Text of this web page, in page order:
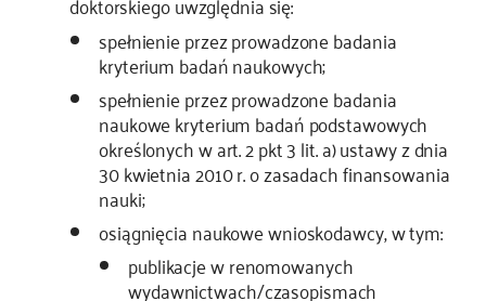
spełnienie przez prowadzone badania
kryterium badań naukowych;
spełnienie przez prowadzone badania
naukowe kryterium badań podstawowych
określonych w art. 2 pkt 3 lit. a) ustawy z dnia
30 kwietnia 2010 r. o zasadach finansowania
nauki;
osiągnięcia naukowe wnioskodawcy, w tym:
publikacje w renomowanych
wydawnictwach/czasopismach